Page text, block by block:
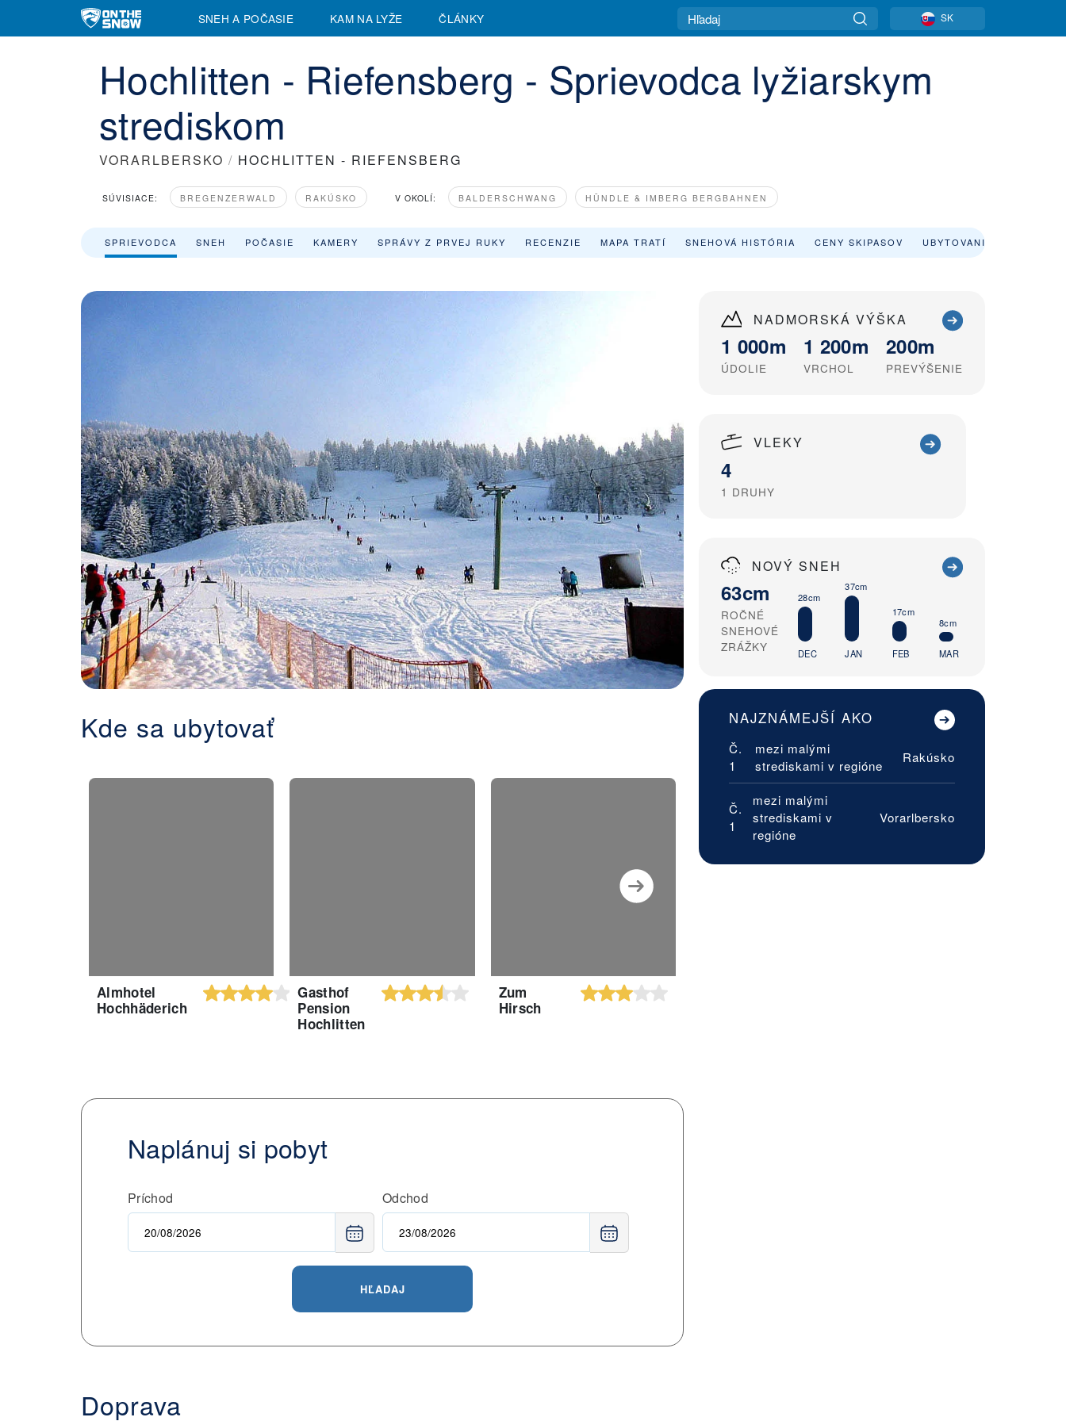
SNEH A POČASIE KAM NA LYŽE ČLÁNKY SK
Hochlitten - Riefensberg - Sprievodca lyžiarskym
strediskom
VORARLBERSKO / HOCHLITTEN - RIEFENSBERG
SÚVISIACE: BREGENZERWALD RAKÚSKO V OKOLÍ: BALDERSCHWANG HÜNDLE & IMBERG BERGBAHNEN
SPRIEVODCA SNEH POČASIE KAMERY SPRÁVY Z PRVEJ RUKY RECENZIE MAPA TRATÍ SNEHOVÁ HISTÓRIA CENY SKIPASOV UBYTOVANIE
NADMORSKÁ VÝŠKA
1 000m
ÚDOLIE
1 200m
VRCHOL
200m
PREVÝŠENIE
VLEKY
4
1 DRUHY
NOVÝ SNEH
63cm
ROČNÉ
SNEHOVÉ
ZRÁŽKY
28cm
DEC
37cm
JAN
17cm
FEB
8cm
MAR
NAJZNÁMEJŠÍ AKO
Č.
1
mezi malými
strediskami v regióne
Rakúsko
Č.
1
mezi malými
strediskami v
regióne
Vorarlbersko
Kde sa ubytovať
Almhotel
Hochhäderich
Gasthof
Pension
Hochlitten
Zum
Hirsch
Naplánuj si pobyt
Príchod Odchod
HĽADAJ
Doprava